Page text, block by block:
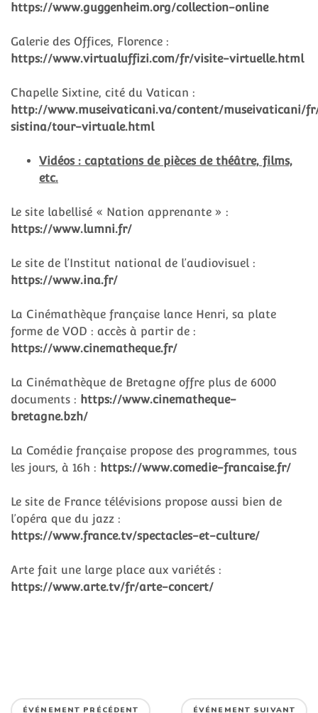
https://www.guggenheim.org/collection-online
Galerie des Offices, Florence :
https://www.virtualuffizi.com/fr/visite-virtuelle.html
Chapelle Sixtine, cité du Vatican :
http://www.museivaticani.va/content/museivaticani/
sistina/tour-virtuale.html
Vidéos : captations de pièces de théâtre, films,
etc.
Le site labellisé « Nation apprenante » :
https://www.lumni.fr/
Le site de l’Institut national de l’audiovisuel :
https://www.ina.fr/
La Cinémathèque française lance Henri, sa plate
forme de VOD : accès à partir de :
https://www.cinematheque.fr/
La Cinémathèque de Bretagne offre plus de 6000
documents : https://www.cinematheque-
bretagne.bzh/
La Comédie française propose des programmes, tous
les jours, à 16h : https://www.comedie-francaise.fr/
Le site de France télévisions propose aussi bien de
l’opéra que du jazz :
https://www.france.tv/spectacles-et-culture/
Arte fait une large place aux variétés :
https://www.arte.tv/fr/arte-concert/
ÉVÉNEMENT PRÉCÉDENT ÉVÉNEMENT SUIVANT